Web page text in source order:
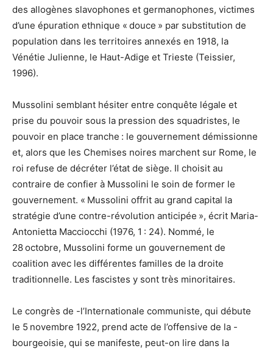
des allogènes slavophones et germanophones, victimes
d’une épuration ethnique « douce » par substitution de
population dans les territoires annexés en 1918, la
Vénétie Julienne, le Haut-Adige et Trieste (Teissier,
1996).
Mussolini semblant hésiter entre conquête légale et
prise du pouvoir sous la pression des squadristes, le
pouvoir en place tranche : le gouvernement démissionne
et, alors que les Chemises noires marchent sur Rome, le
roi refuse de décréter l’état de siège. Il choisit au
contraire de confier à Mussolini le soin de former le
gouvernement. « Mussolini offrit au grand capital la
stratégie d’une contre-révolution anticipée », écrit Maria-
Antonietta Macciocchi (1976, 1 : 24). Nommé, le
28 octobre, Mussolini forme un gouvernement de
coalition avec les différentes familles de la droite
traditionnelle. Les fascistes y sont très minoritaires.
Le congrès de -l’Internationale communiste, qui débute
le 5 novembre 1922, prend acte de l’offensive de la -
bourgeoisie, qui se manifeste, peut-on lire dans la